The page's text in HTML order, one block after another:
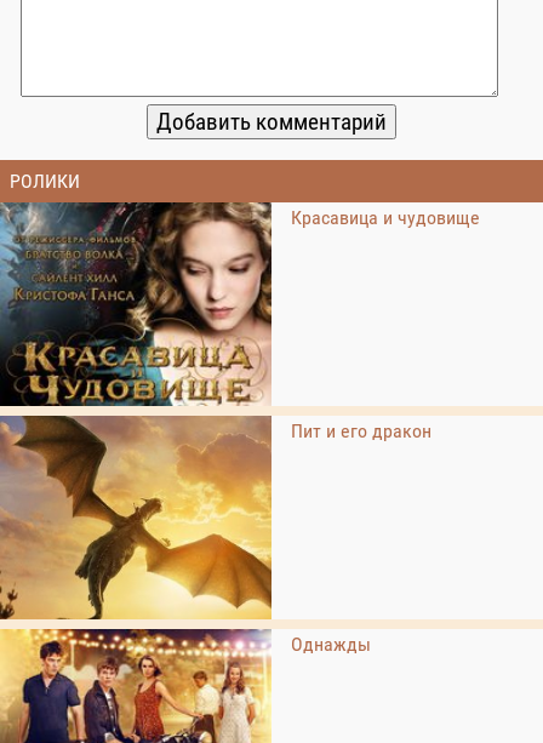
РОЛИКИ
Красавица и чудовище
Пит и его дракон
Однажды